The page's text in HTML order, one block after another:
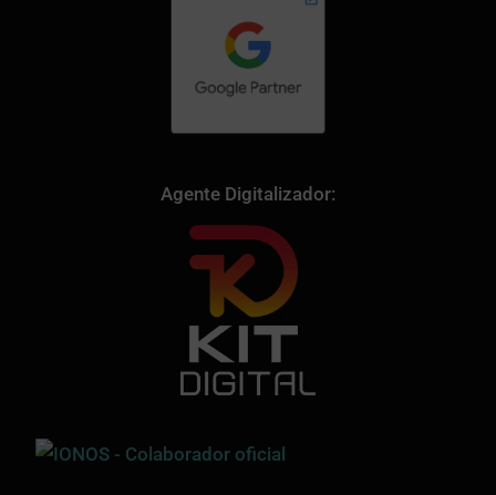
Agente Digitalizador: